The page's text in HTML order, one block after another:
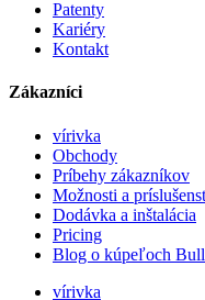
Patenty
Kariéry
Kontakt
Zákazníci
vírivka
Obchody
Príbehy zákazníkov
Možnosti a
Dodávka a inštalácia
Pricing
Blog o kúpeľoch
vírivka